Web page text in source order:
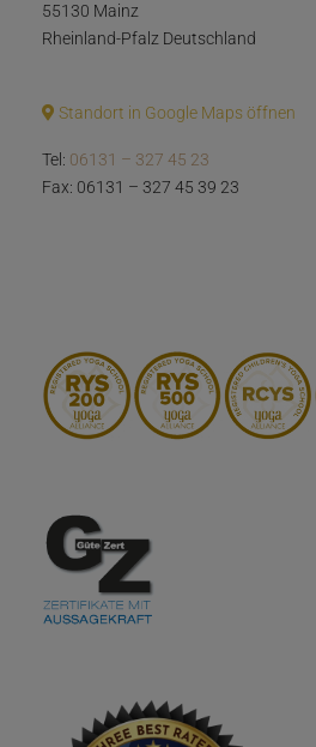
55130 Mainz
Rheinland-Pfalz Deutschland
Standort in Google Maps öffnen
Tel: 06131 – 327 45 23
Fax: 06131 – 327 45 39 23